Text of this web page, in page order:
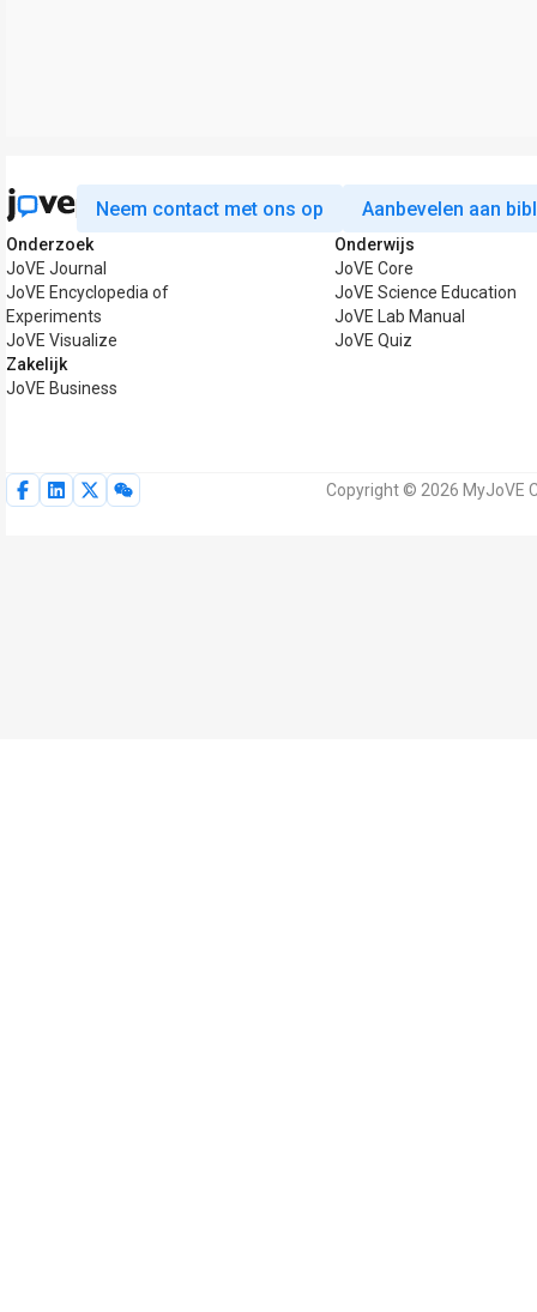
Neem contact met ons op Aanbevelen aan
Onderzoek
JoVE Journal
JoVE Encyclopedia of
Experiments
JoVE Visualize
Zakelijk
JoVE Business
Onderwijs
JoVE Core
JoVE Science Education
JoVE Lab Manual
JoVE Quiz
Copyright © 2026 MyJoVE